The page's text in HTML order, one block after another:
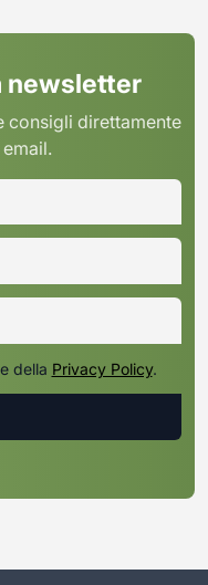
newsletter
consigli direttamente
della Privacy Policy.